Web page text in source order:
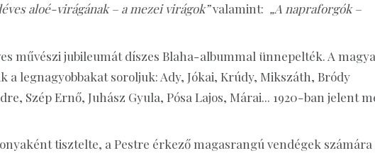
aloé-virágának – a mezei virágok”valamint: „A napraforgók –
művészi jubileumát díszes Blaha-albummal ünnepelték. A
a legnagyobbakat soroljuk: Ady, Jókai, Krúdy, Mikszáth, Bródy
Szép Ernő, Juhász Gyula, Pósa Lajos, Márai... 1920-ban jelent
tisztelte, a Pestre érkező magasrangú vendégek számára